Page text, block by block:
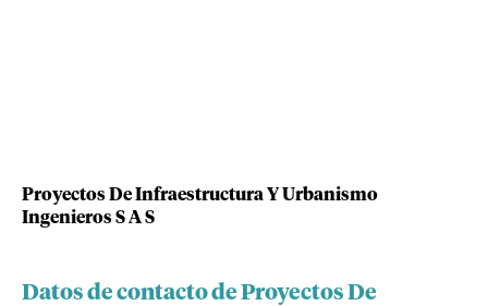
Proyectos De Infraestructura Y Urbanismo
Ingenieros S A S
Datos de contacto de Proyectos De